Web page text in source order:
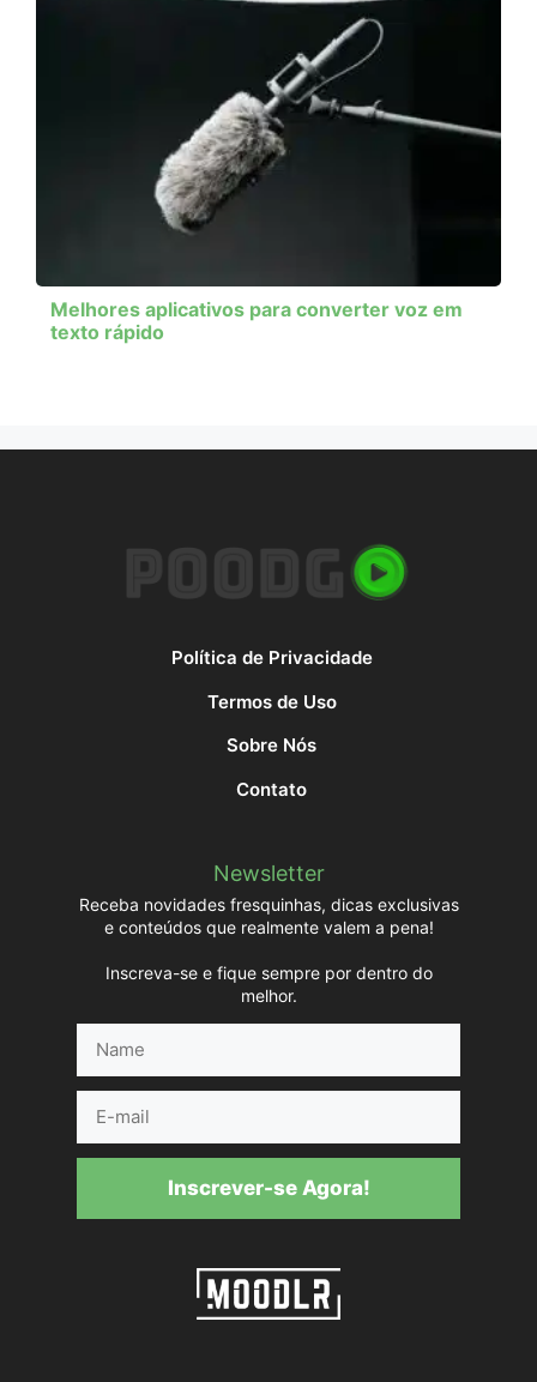
Melhores aplicativos para converter voz em
texto rápido
Política de Privacidade
Termos de Uso
Sobre Nós
Contato
Newsletter
Receba novidades fresquinhas, dicas exclusivas
e conteúdos que realmente valem a pena!
Inscreva-se e fique sempre por dentro do
melhor.
mail
Inscrever-se Agora!